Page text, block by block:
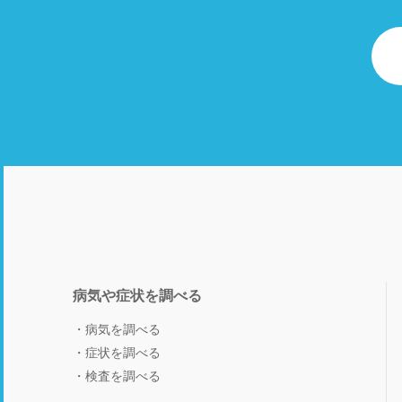
病気や症状を調べる
病気を調べる
症状を調べる
検査を調べる